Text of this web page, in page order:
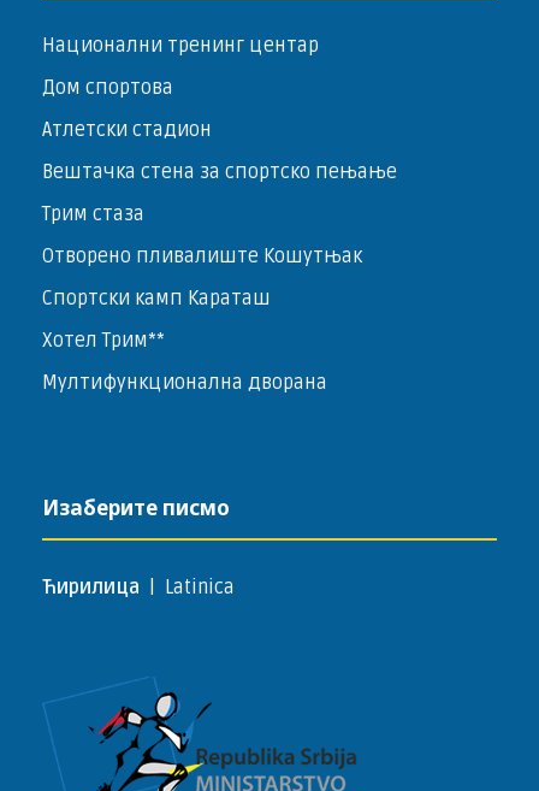
Национални тренинг центар
Дом спортова
Атлетски стадион
Вештачка стена за спортско пењање
Трим стаза
Отворено пливалиште Кошутњак
Спортски камп Караташ
Хотел Трим**
Мултифункционална дворана
Изаберите писмо
Ћирилица Latinica